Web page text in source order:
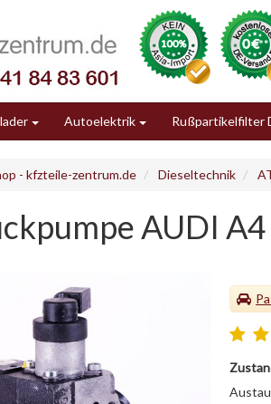
Autoelektrik Rußpartikelfilter
- kfzteile-zentrum.de Dieseltechnik
AUDI